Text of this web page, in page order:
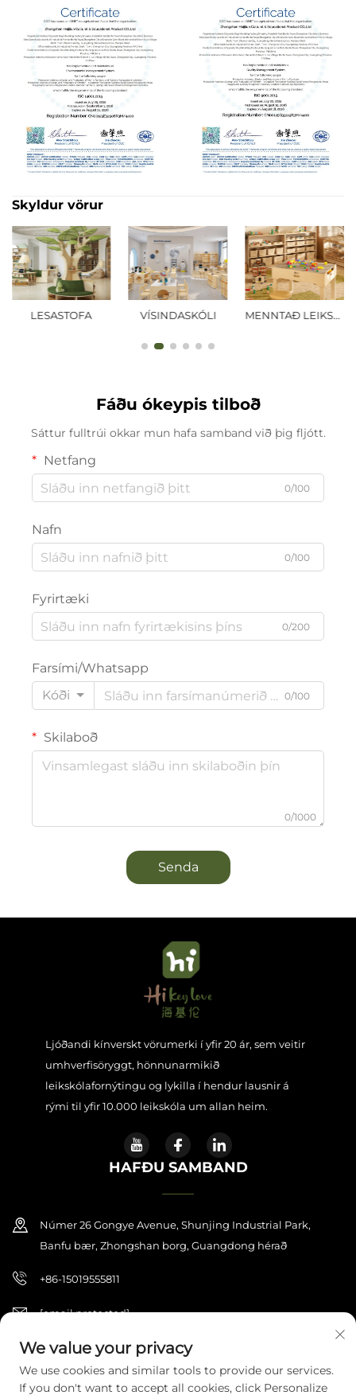
Skyldur vörur
LESASTOFA VÍSINDASKÓLI MENNTAÐ LEIKSVÆÐI
Fáðu ókeypis tilboð
Sáttur fulltrúi okkar mun hafa samband við þig fljótt.
Netfang
0/100
Nafn
0/100
Fyrirtæki
0/200
Farsími/Whatsapp
Kóði
0/100
Skilaboð
0/1000
Senda
Ljóðandi kínverskt vörumerki í yfir 20 ár, sem veitir
umhverfisöryggt, hönnunarmikið
leikskólafornýtingu og lykilla í hendur lausnir á
rými til yfir 10.000 leikskóla um allan heim.
HAFÐU SAMBAND
Númer 26 Gongye Avenue, Shunjing Industrial Park,
Banfu bær, Zhongshan borg, Guangdong hérað
+86-15019555811
[email protected]
Höfundarréttur © 2026 Zhongshan Haijilun Cultural And
Educational Product Co., Ltd. Allar réttindi áskilin. Stefna um
We value your privacy
We use cookies and similar tools to provide our services.
If you don't want to accept all cookies, click Personalize